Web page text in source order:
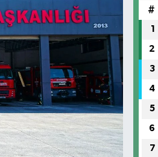
#
1
2
3
4
5
6
7